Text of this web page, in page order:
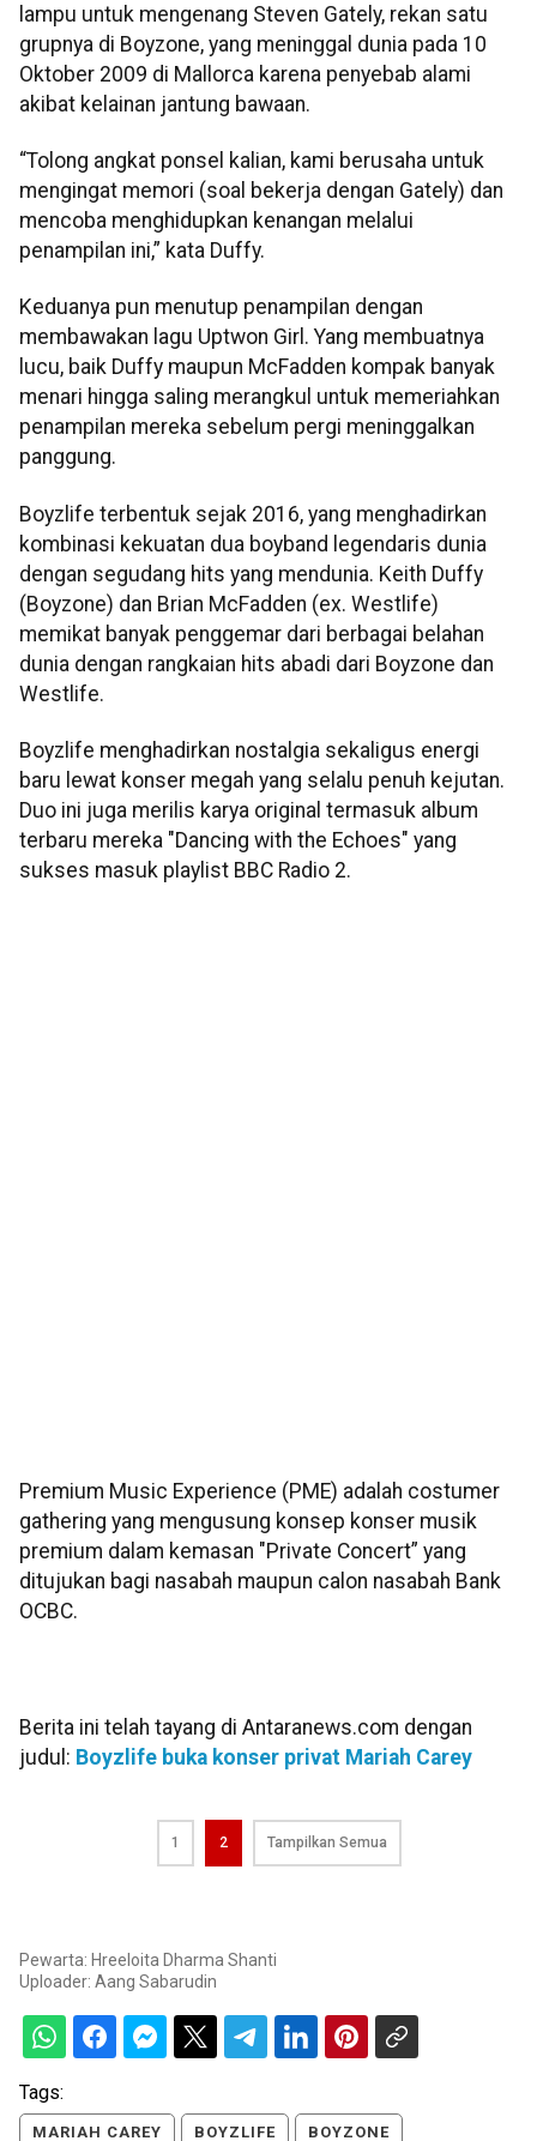
lampu untuk mengenang Steven Gately, rekan satu
grupnya di Boyzone, yang meninggal dunia pada 10
Oktober 2009 di Mallorca karena penyebab alami
akibat kelainan jantung bawaan.
“Tolong angkat ponsel kalian, kami berusaha untuk
mengingat memori (soal bekerja dengan Gately) dan
mencoba menghidupkan kenangan melalui
penampilan ini,” kata Duffy.
Keduanya pun menutup penampilan dengan
membawakan lagu Uptwon Girl. Yang membuatnya
lucu, baik Duffy maupun McFadden kompak banyak
menari hingga saling merangkul untuk memeriahkan
penampilan mereka sebelum pergi meninggalkan
panggung.
Boyzlife terbentuk sejak 2016, yang menghadirkan
kombinasi kekuatan dua boyband legendaris dunia
dengan segudang hits yang mendunia. Keith Duffy
(Boyzone) dan Brian McFadden (ex. Westlife)
memikat banyak penggemar dari berbagai belahan
dunia dengan rangkaian hits abadi dari Boyzone dan
Westlife.
Boyzlife menghadirkan nostalgia sekaligus energi
baru lewat konser megah yang selalu penuh kejutan.
Duo ini juga merilis karya original termasuk album
terbaru mereka "Dancing with the Echoes" yang
sukses masuk playlist BBC Radio 2.
Premium Music Experience (PME) adalah costumer
gathering yang mengusung konsep konser musik
premium dalam kemasan "Private Concert” yang
ditujukan bagi nasabah maupun calon nasabah Bank
OCBC.
Berita ini telah tayang di Antaranews.com dengan
judul: Boyzlife buka konser privat Mariah Carey
1 2 Tampilkan Semua
Pewarta: Hreeloita Dharma Shanti
Uploader: Aang Sabarudin
Tags:
MARIAH CAREY BOYZLIFE BOYZONE